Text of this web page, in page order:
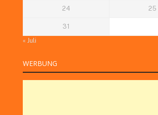
24 25
31
« Juli
WERBUNG